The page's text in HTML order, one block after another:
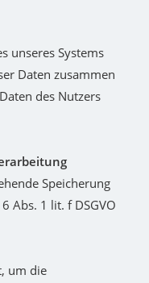
unseres Systems
Daten zusammen
des Nutzers
Speicherung
Abs. 1 lit. f DSGVO
um die